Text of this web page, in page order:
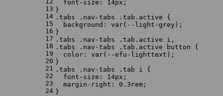
13
14
15
16
17
18
19
20
21
22
23
24
font-size : 14px ;
}
.tabs
.nav-tabs .tab .active {
background : var(--light-grey);
}
.tabs
.nav-tabs .tab .active i ,
.tabs
.nav-tabs .tab .active button {
color : var(--efu-lighttext);
}
.tabs
.nav-tabs .tab i
{
font-size : 14px ;
margin-right : 0.3rem ;
}